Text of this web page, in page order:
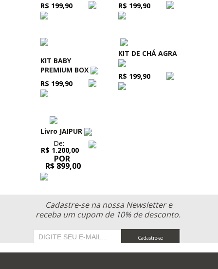
R$ 199,90 R$ 199,90
KIT BABY
PREMIUM BOX
R$ 199,90
KIT DE CHÁ AGRA
R$ 199,90
Livro JAIPUR
De:
R$ 1.200,00
POR
R$ 899,00
Cadastre-se na nossa Newsletter e
receba um cupom de 10% de desconto.
Cadastre-se